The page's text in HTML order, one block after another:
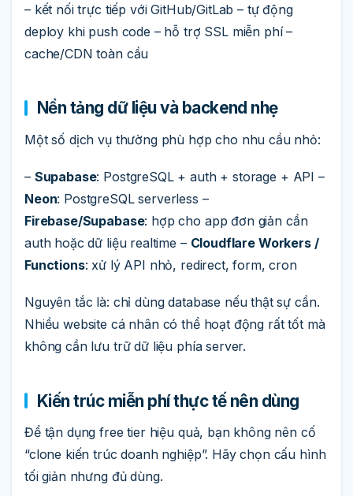
– kết nối trực tiếp với GitHub/GitLab – tự động
deploy khi push code – hỗ trợ SSL miễn phí –
cache/CDN toàn cầu
Nền tảng dữ liệu và backend nhẹ
Một số dịch vụ thường phù hợp cho nhu cầu nhỏ:
– Supabase: PostgreSQL + auth + storage + API –
Neon: PostgreSQL serverless –
Firebase/Supabase: hợp cho app đơn giản cần
auth hoặc dữ liệu realtime – Cloudflare Workers /
Functions: xử lý API nhỏ, redirect, form, cron
Nguyên tắc là: chỉ dùng database nếu thật sự cần.
Nhiều website cá nhân có thể hoạt động rất tốt mà
không cần lưu trữ dữ liệu phía server.
Kiến trúc miễn phí thực tế nên dùng
Để tận dụng free tier hiệu quả, bạn không nên cố
“clone kiến trúc doanh nghiệp”. Hãy chọn cấu hình
tối giản nhưng đủ dùng.